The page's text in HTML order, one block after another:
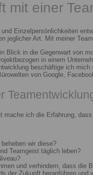
mit einer
Einzelpersönlichkeiten
jeglicher Art. Mit meiner
Blick in die Gegenwart von
in einem
beschäftige ich
von Google,
ich die Erfahrung,
wir diese?
Teamgeist täglich leben?
und verhindern, dass die
der Zukunft heranführen